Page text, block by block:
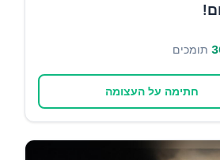
תומכים
חתימה על העצומה